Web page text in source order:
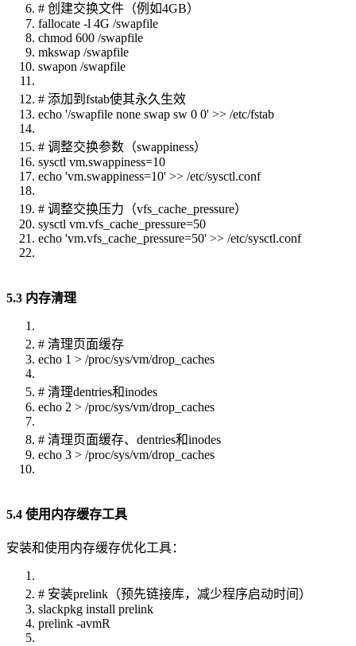
# 创建交换文件（例如4GB）
fallocate -l 4G /swapfile
chmod 600 /swapfile
mkswap /swapfile
swapon /swapfile
# 添加到fstab使其永久生效
echo '/swapfile none swap sw 0 0' >> /etc/fstab
# 调整交换参数（swappiness）
sysctl vm.swappiness=10
echo 'vm.swappiness=10' >> /etc/sysctl.conf
# 调整交换压力（vfs_cache_pressure）
sysctl vm.vfs_cache_pressure=50
echo 'vm.vfs_cache_pressure=50' >> /etc/sysctl.conf
5.3 内存清理
# 清理页面缓存
echo 1 > /proc/sys/vm/drop_caches
# 清理dentries和inodes
echo 2 > /proc/sys/vm/drop_caches
# 清理页面缓存、dentries和inodes
echo 3 > /proc/sys/vm/drop_caches
5.4 使用内存缓存工具
安装和使用内存缓存优化工具：
# 安装prelink（预先链接库，减少程序启动时间）
slackpkg install prelink
prelink -avmR